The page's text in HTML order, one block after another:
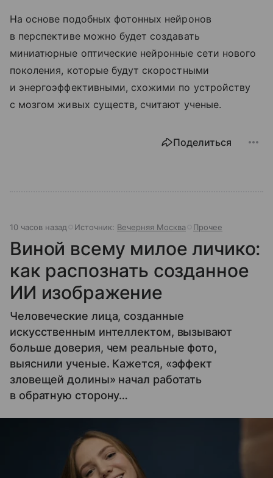
На основе подобных фотонных нейронов
в перспективе можно будет создавать
миниатюрные оптические нейронные сети нового
поколения, которые будут скоростными
и энергоэффективными, схожими по устройству
с мозгом живых существ, считают ученые.
Поделиться
10 часов назад Источник: Вечерняя Москва Прочее
Виной всему милое личико:
как распознать созданное
ИИ изображение
Человеческие лица, созданные
искусственным интеллектом, вызывают
больше доверия, чем реальные фото,
выяснили ученые. Кажется, «эффект
зловещей долины» начал работать
в обратную сторону…